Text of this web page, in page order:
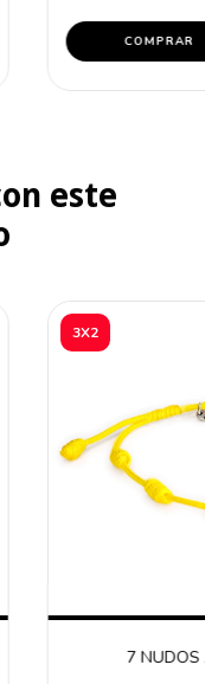
COMPRAR
este
3X2
7 NUDOS